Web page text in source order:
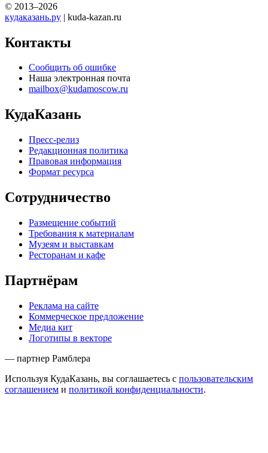
© 2013–2026
кудаказань.ру | kuda-kazan.ru
Контакты
Сообщить об ошибке
Наша электронная почта
mailbox@kudamoscow.ru
КудаКазань
Пресс-релиз
Редакционная политика
Правовая информация
Формат ресурса
Сотрудничество
Размещение событий
Требования к материалам
Музеям и выставкам
Ресторанам и кафе
Партнёрам
Реклама на сайте
Коммерческое предложение
Медиа кит
Логотипы в векторе
— партнер Рамблера
Используя КудаКазань, вы соглашаетесь с пользовательским
соглашением и политикой конфиденциальности.